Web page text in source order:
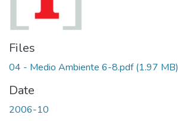
Files
04 - Medio Ambiente 6-8.pdf(1.97 MB)
Date
2006-10